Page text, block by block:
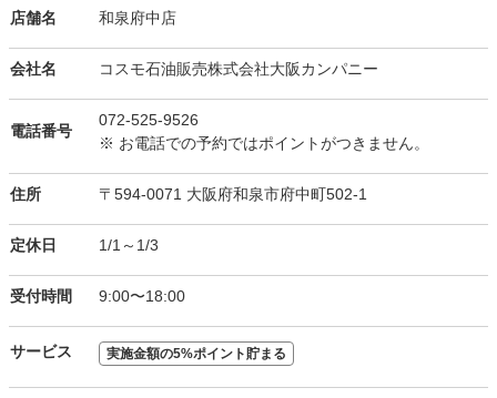
店舗名 和泉府中店
会社名 コスモ石油販売株式会社大阪カンパニー
電話番号
072-525-9526
※ お電話での予約ではポイントがつきません。
住所 〒594-0071 大阪府和泉市府中町502-1
定休日 1/1～1/3
受付時間 9:00〜18:00
サービス 実施金額の5%ポイント貯まる